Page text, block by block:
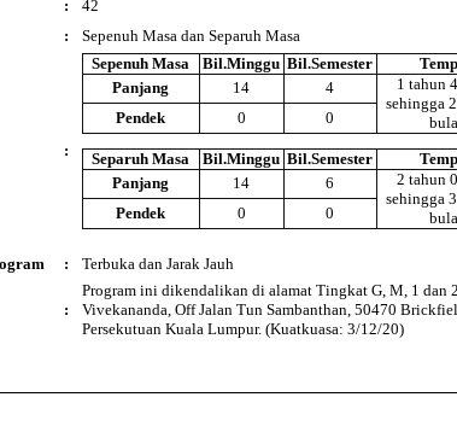
:
42
: Sepenuh Masa dan Separuh Masa
:
Sepenuh Masa Bil.Minggu Bil.Semester
Panjang
14 4
1 tahun
sehingga
Pendek 0 0
Separuh Masa Bil.Minggu Bil.Semester
Panjang
14 6
2 tahun
sehingga
Pendek 0 0
: Terbuka dan Jarak Jauh
:
Program ini dikendalikan di alamat Tingkat G, M, 1 dan
Vivekananda, Off Jalan Tun Sambanthan, 50470
Persekutuan Kuala Lumpur. (Kuatkuasa: 3/12/20)